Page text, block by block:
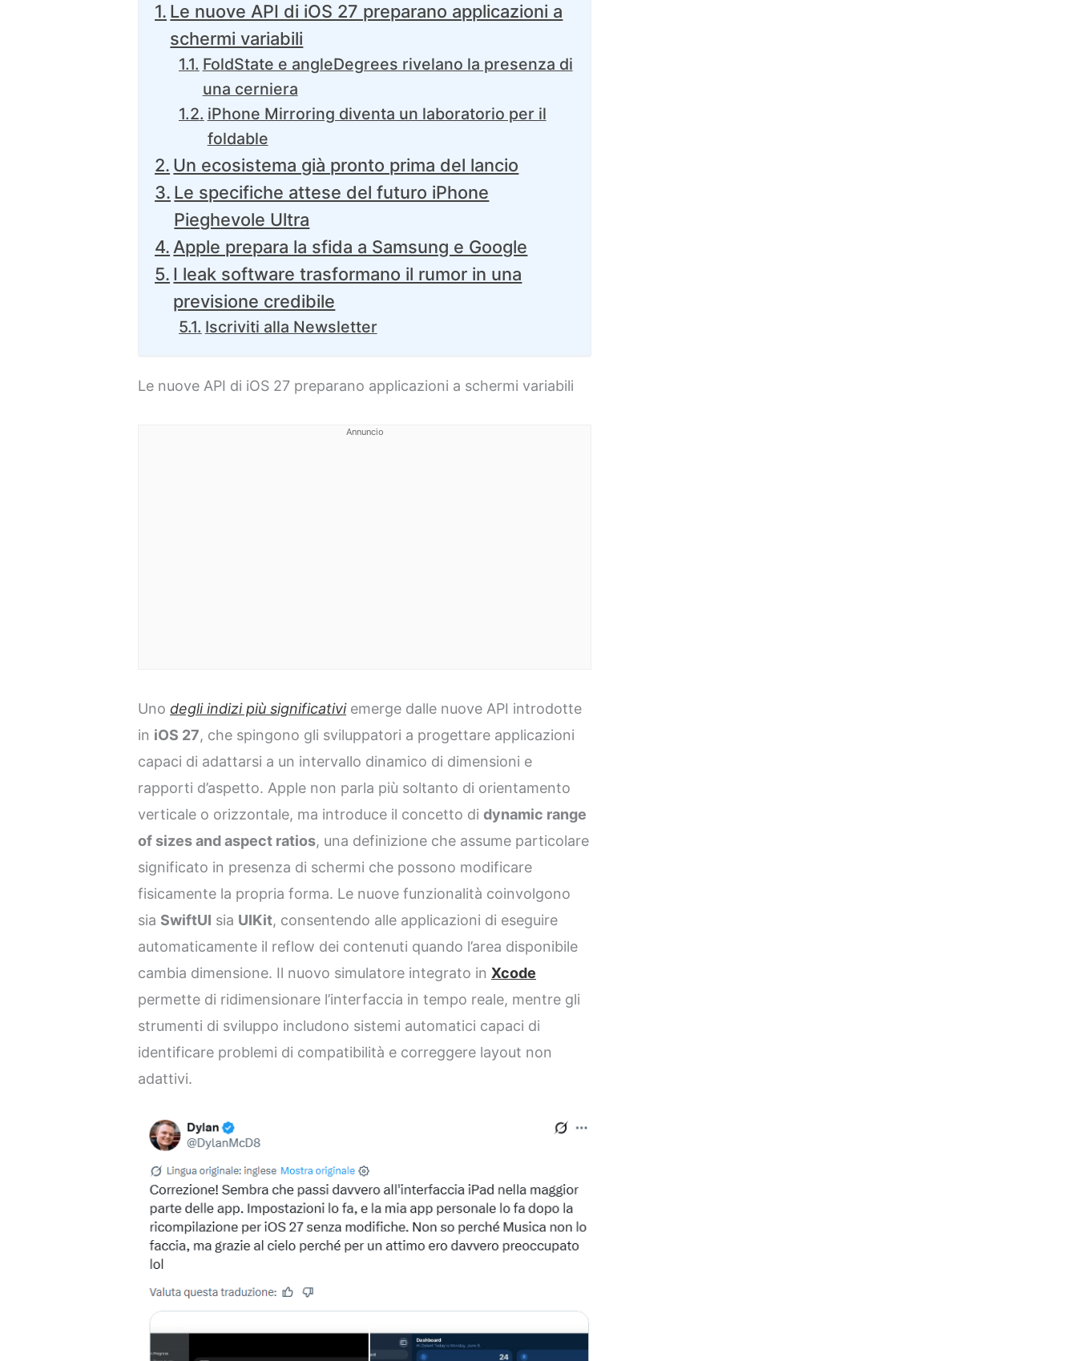
Le nuove API di iOS 27 preparano applicazioni a
schermi variabili
FoldState e angleDegrees rivelano la presenza di
una cerniera
iPhone Mirroring diventa un laboratorio per il
foldable
Un ecosistema già pronto prima del lancio
Le specifiche attese del futuro iPhone
Pieghevole Ultra
Apple prepara la sfida a Samsung e Google
I leak software trasformano il rumor in una
previsione credibile
Iscriviti alla Newsletter
Le nuove API di iOS 27 preparano applicazioni a schermi variabili
Annuncio
Unodegli indizi più significativiemerge dalle nuove API introdotte
in iOS 27, che spingono gli sviluppatori a progettare applicazioni
capaci di adattarsi a un intervallo dinamico di dimensioni e
rapporti d’aspetto. Apple non parla più soltanto di orientamento
verticale o orizzontale, ma introduce il concetto didynamic range
of sizes and aspect ratios, una definizione che assume particolare
significato in presenza di schermi che possono modificare
fisicamente la propria forma. Le nuove funzionalità coinvolgono
sia SwiftUI sia UIKit, consentendo alle applicazioni di eseguire
automaticamente il reflow dei contenuti quando l’area disponibile
cambia dimensione. Il nuovo simulatore integrato inXcode
permette di ridimensionare l’interfaccia in tempo reale, mentre gli
strumenti di sviluppo includono sistemi automatici capaci di
identificare problemi di compatibilità e correggere layout non
adattivi.